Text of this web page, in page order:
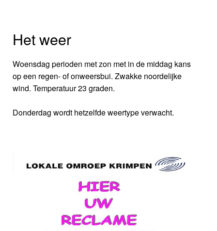
Het weer
Woensdag perioden met zon met in de middag kans
op een regen- of onweersbui. Zwakke noordelijke
wind. Temperatuur 23 graden.
Donderdag wordt hetzelfde weertype verwacht.